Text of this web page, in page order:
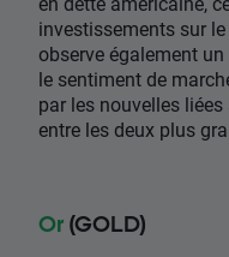
investissements sur
observe également
le sentiment de
par les nouvelles
entre les deux plus
Or (GOLD)